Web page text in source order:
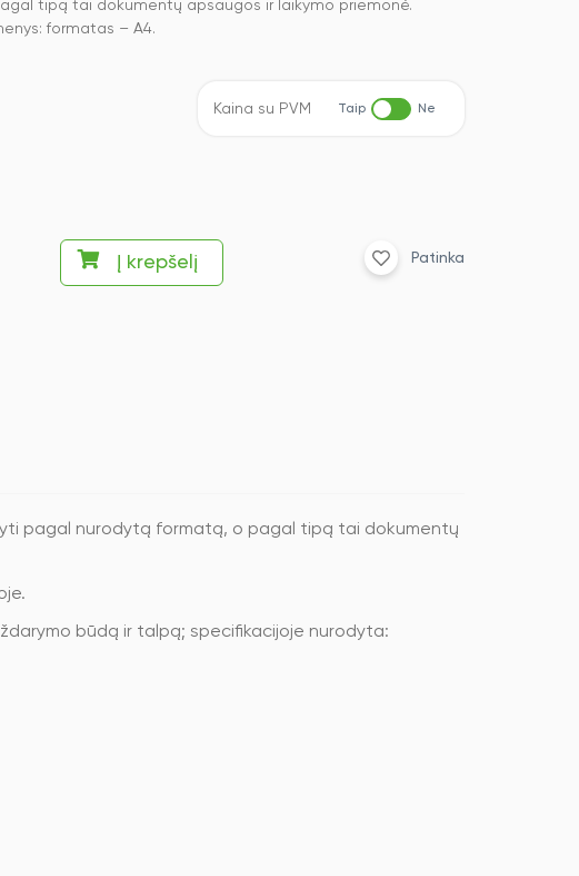
tipą tai dokumentų apsaugos ir laikymo priemonė.
formatas – A4.
Kaina su PVM Taip Ne
Į krepšelį Patinka
pagal nurodytą formatą, o pagal tipą tai dokumentų
būdą ir talpą; specifikacijoje nurodyta: